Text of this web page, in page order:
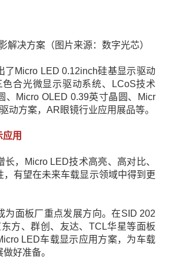
解决方案（图片来源：数字光芯）
了Micro LED 0.12inch硅基显示驱动
色合光微显示驱动系统、LCoS技术
、Micro OLED 0.39英寸晶圆、Micr
动方案，AR眼镜行业应用展品等。
用
长，Micro LED技术高亮、高对比、
，有望在未来车载显示领域中得到更
为面板厂重点发展方向。在SID 202
方、群创、友达、TCL华星等面板
LED车载显示应用方案，为车载
好准备。